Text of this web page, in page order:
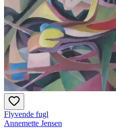
Flyvende fugl
Annemette Jensen